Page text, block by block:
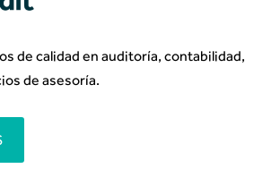
de calidad en auditoría, contabilidad,
de asesoría.